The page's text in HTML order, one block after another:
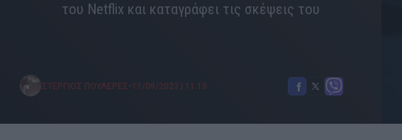
του Netflix και καταγράφει τις σκέψεις του
ΣΤΕΡΓΙΟΣ ΠΟΥΛΕΡΕΣ 11/09/2023 | 11:15